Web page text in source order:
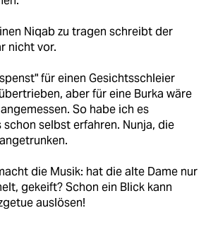
Niqab zu tragen schreibt der
nicht vor.
für einen Gesichtsschleier
aber für eine Burka wäre
So habe ich es
schon selbst erfahren. Nunja, die
die Musik: hat die alte Dame nur
gekeift? Schon ein Blick kann
auslösen!